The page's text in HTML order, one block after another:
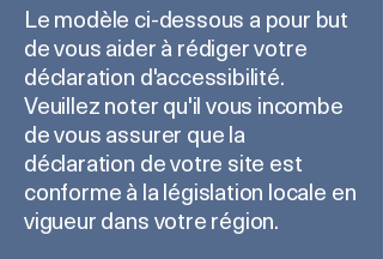
Le modèle ci-dessous a pour but
de vous aider à rédiger votre
déclaration d'accessibilité.
Veuillez noter qu'il vous incombe
de vous assurer que la
déclaration de votre site est
conforme à la législation locale en
vigueur dans votre région.